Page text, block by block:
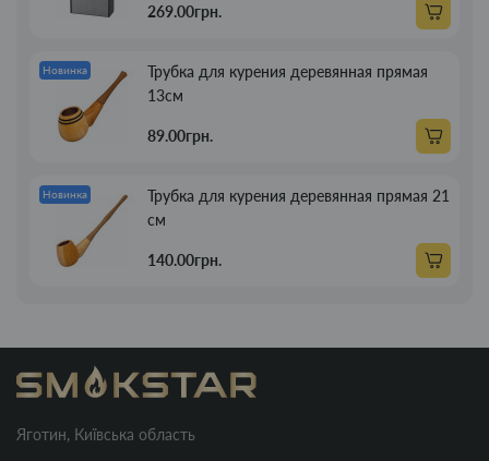
269.00грн.
Новинка
Трубка для курения деревянная прямая
13см
89.00грн.
Новинка
Трубка для курения деревянная прямая 21
см
140.00грн.
Яготин, Київська область